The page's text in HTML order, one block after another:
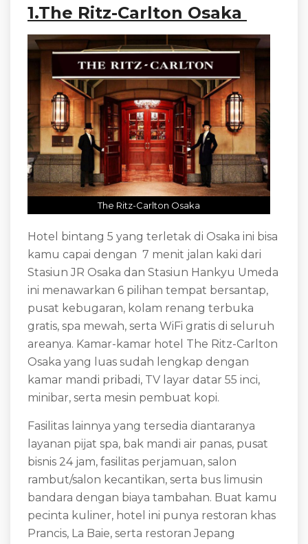
1.The Ritz-Carlton Osaka
The Ritz-Carlton Osaka
Hotel bintang 5 yang terletak di Osaka ini bisa
kamu capai dengan 7 menit jalan kaki dari
Stasiun JR Osaka dan Stasiun Hankyu Umeda
ini menawarkan 6 pilihan tempat bersantap,
pusat kebugaran, kolam renang terbuka
gratis, spa mewah, serta WiFi gratis di seluruh
areanya. Kamar-kamar hotel The Ritz-Carlton
Osaka yang luas sudah lengkap dengan
kamar mandi pribadi, TV layar datar 55 inci,
minibar, serta mesin pembuat kopi.
Fasilitas lainnya yang tersedia diantaranya
layanan pijat spa, bak mandi air panas, pusat
bisnis 24 jam, fasilitas perjamuan, salon
rambut/salon kecantikan, serta bus limusin
bandara dengan biaya tambahan. Buat kamu
pecinta kuliner, hotel ini punya restoran khas
Prancis, La Baie, serta restoran Jepang